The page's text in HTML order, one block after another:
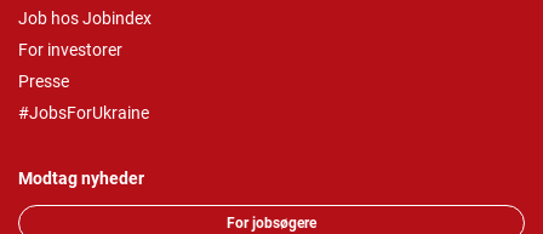
Job hos Jobindex
For investorer
Presse
#JobsForUkraine
Modtag nyheder
For jobsøgere